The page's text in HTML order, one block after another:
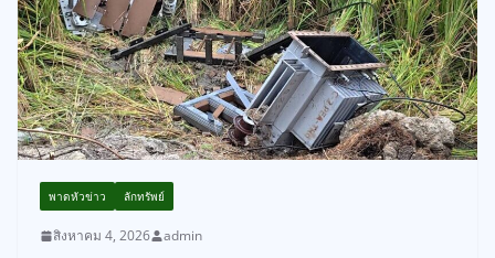
พาดหัวข่าว ลักทรัพย์
สิงหาคม 4, 2026 admin